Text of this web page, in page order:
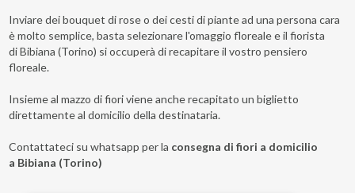
Inviare dei bouquet di rose o dei cesti di piante ad una persona cara
è molto semplice, basta selezionare l'omaggio floreale e il fiorista
di Bibiana (Torino) si occuperà di recapitare il vostro pensiero
floreale.
Insieme al mazzo di fiori viene anche recapitato un biglietto
direttamente al domicilio della destinataria.
Contattateci su whatsapp per la consegna di fiori a domicilio
a Bibiana (Torino)